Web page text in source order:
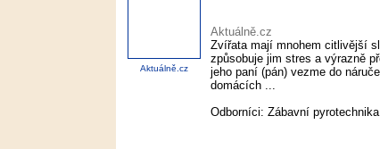
Aktuálně.cz
Aktuálně.cz
Zvířata mají mnohem citlivější
způsobuje jim stres a výrazně
jeho paní (pán) vezme do
domácích ...
Odborníci: Zábavní